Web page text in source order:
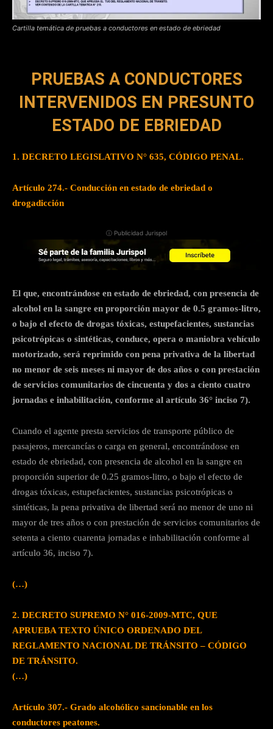
Cartilla temática de pruebas a conductores en estado de ebriedad
PRUEBAS A CONDUCTORES
INTERVENIDOS EN PRESUNTO
ESTADO DE EBRIEDAD
1. DECRETO LEGISLATIVO N° 635, CÓDIGO PENAL.
Artículo 274.- Conducción en estado de ebriedad o
drogadicción
ⓘ Publicidad Jurispol
El que, encontrándose en estado de ebriedad, con presencia de
alcohol en la sangre en proporción mayor de 0.5 gramos-litro,
o bajo el efecto de drogas tóxicas, estupefacientes, sustancias
psicotrópicas o sintéticas, conduce, opera o maniobra vehículo
motorizado, será reprimido con pena privativa de la libertad
no menor de seis meses ni mayor de dos años o con prestación
de servicios comunitarios de cincuenta y dos a ciento cuatro
jornadas e inhabilitación, conforme al artículo 36° inciso 7).
Cuando el agente presta servicios de transporte público de
pasajeros, mercancías o carga en general, encontrándose en
estado de ebriedad, con presencia de alcohol en la sangre en
proporción superior de 0.25 gramos-litro, o bajo el efecto de
drogas tóxicas, estupefacientes, sustancias psicotrópicas o
sintéticas, la pena privativa de libertad será no menor de uno ni
mayor de tres años o con prestación de servicios comunitarios de
setenta a ciento cuarenta jornadas e inhabilitación conforme al
artículo 36, inciso 7).
(…)
2. DECRETO SUPREMO N° 016-2009-MTC, QUE
APRUEBA TEXTO ÚNICO ORDENADO DEL
REGLAMENTO NACIONAL DE TRÁNSITO – CÓDIGO
DE TRÁNSITO.
(…)
Artículo 307.- Grado alcohólico sancionable en los
conductores peatones.